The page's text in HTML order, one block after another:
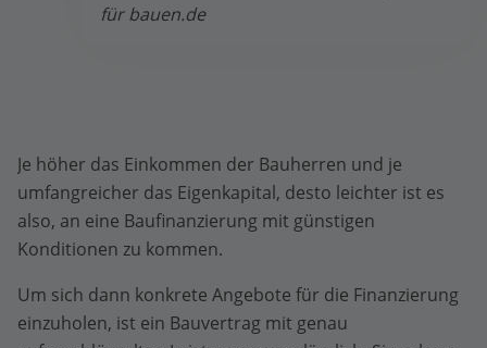
für bauen.de
Je höher das Einkommen der Bauherren und je
umfangreicher das Eigenkapital, desto leichter ist es
also, an eine Baufinanzierung mit günstigen
Konditionen zu kommen.
Um sich dann konkrete Angebote für die Finanzierung
einzuholen, ist ein Bauvertrag mit genau